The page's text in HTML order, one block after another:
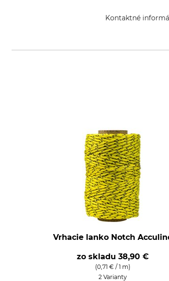
Kontaktné
Vrhacie lanko Notch
zo skladu 38,90 €
(0,71 € / 1 m)
2 Varianty